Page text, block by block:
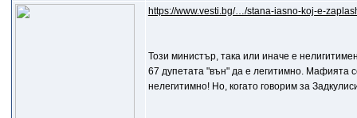
https://www.vesti.bg/…/stana-iasno-koj-e-
Този министър, така или иначе е
67 дупетата "вън" да е легитимно. Мафията
нелегитимно! Но, когато говорим за